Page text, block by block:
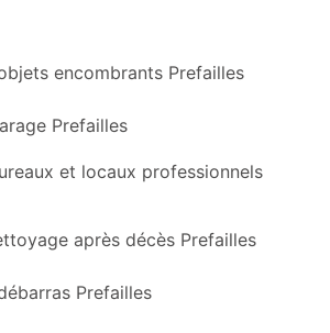
encombrants Prefailles
Prefailles
et locaux professionnels
après décès Prefailles
Prefailles